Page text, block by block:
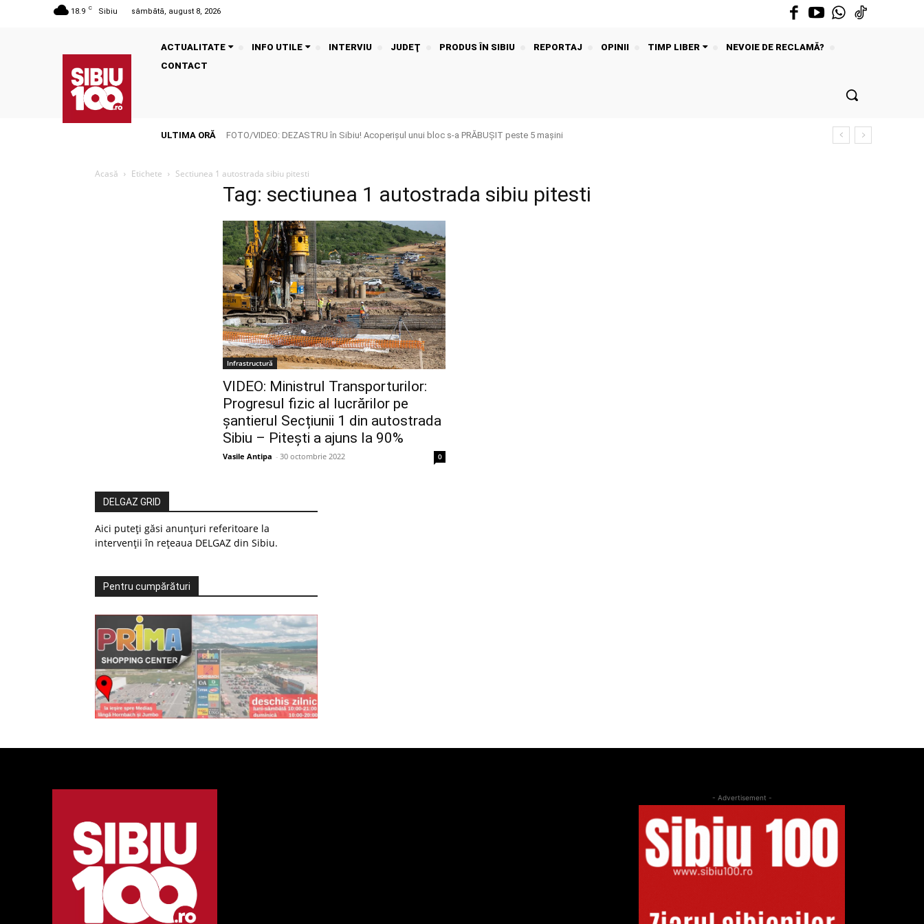
18.9 C Sibiu sâmbătă, august 8, 2026
ACTUALITATE INFO UTILE INTERVIU JUDEŢ PRODUS ÎN SIBIU REPORTAJ OPINII TIMP LIBER
NEVOIE DE RECLAMĂ?
CONTACT
ULTIMA ORĂ FOTO/VIDEO: DEZASTRU în Sibiu! Acoperișul unui bloc s-a PRĂBUȘIT peste 5 mașini
Acasă Etichete Sectiunea 1 autostrada sibiu pitesti
Tag: sectiunea 1 autostrada sibiu pitesti
Infrastructură
VIDEO: Ministrul Transporturilor:
Progresul fizic al lucrărilor pe
șantierul Secțiunii 1 din autostrada
Sibiu – Pitești a ajuns la 90%
Vasile Antipa - 30 octombrie 2022 0
DELGAZ GRID
Aici puteți găsi anunțuri referitoare la
intervenții în rețeaua DELGAZ din Sibiu.
Pentru cumpărături
- Advertisement -